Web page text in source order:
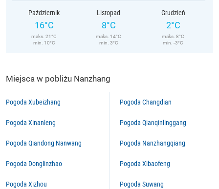
Październik
16°C
maks. 21°C
min. 10°C
Listopad
8°C
maks. 14°C
min. 3°C
Grudzień
2°C
maks. 8°C
min. -3°C
Miejsca w pobliżu Nanzhang
Pogoda Xubeizhang
Pogoda Xinanleng
Pogoda Qiandong Nanwang
Pogoda Donglinzhao
Pogoda Xizhou
Pogoda Changdian
Pogoda Qianqinlinggang
Pogoda Nanzhangqiang
Pogoda Xibaofeng
Pogoda Suwang